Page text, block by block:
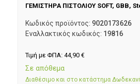
ΓΕΜΙΣΤΗΡΑ ΠΙΣΤΟΛΙΟΥ SOFT, GBB,
Κωδικός προϊόντος: 9020173626
Εναλλακτικός κωδικός: 19816
Τιμή με ΦΠΑ: 44,90 €
Σε απόθεμα
Διαθέσιμο και στο κατάστημα